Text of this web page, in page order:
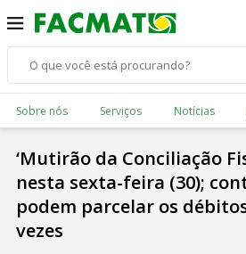
Sobre nós Serviços Notícias
‘Mutirão da Conciliação
nesta sexta-feira (30);
podem parcelar os
vezes